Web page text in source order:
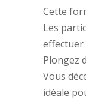
Cette
Les
effectuer
Plongez
Vous
idéale